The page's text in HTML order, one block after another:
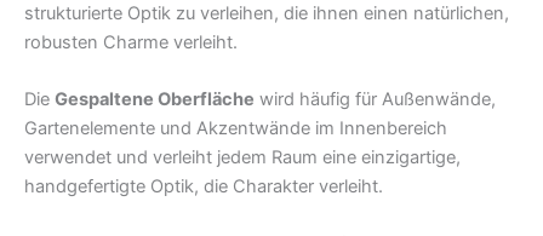
strukturierte Optik zu verleihen, die ihnen einen natürlichen,
robusten Charme verleiht.
Die Gespaltene Oberfläche wird häufig für Außenwände,
Gartenelemente und Akzentwände im Innenbereich
verwendet und verleiht jedem Raum eine einzigartige,
handgefertigte Optik, die Charakter verleiht.